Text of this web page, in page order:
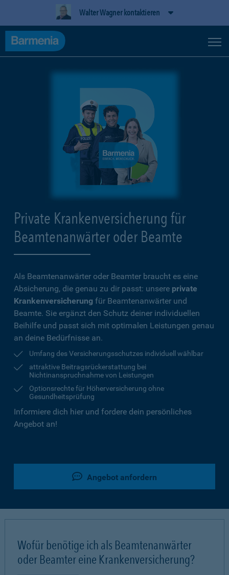
Walter Wagner kontaktieren
Private Krankenversicherung für
Beamtenanwärter oder Beamte
Als Beamtenanwärter oder Beamter braucht es eine
Absicherung, die genau zu dir passt: unsere private
Krankenversicherung für Beamtenanwärter und
Beamte. Sie ergänzt den Schutz deiner individuellen
Beihilfe und passt sich mit optimalen Leistungen genau
an deine Bedürfnisse an.
Umfang des Versicherungsschutzes individuell wählbar
attraktive Beitragsrückerstattung bei
Nichtinanspruchnahme von Leistungen
Optionsrechte für Höherversicherung ohne
Gesundheitsprüfung
Informiere dich hier und fordere dein persönliches
Angebot an!
Angebot anfordern
Wofür benötige ich als Beamtenanwärter
oder Beamter eine Krankenversicherung?